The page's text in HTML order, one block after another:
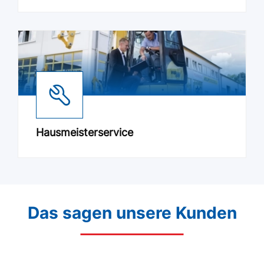
Hausmeisterservice
Das sagen unsere Kunden